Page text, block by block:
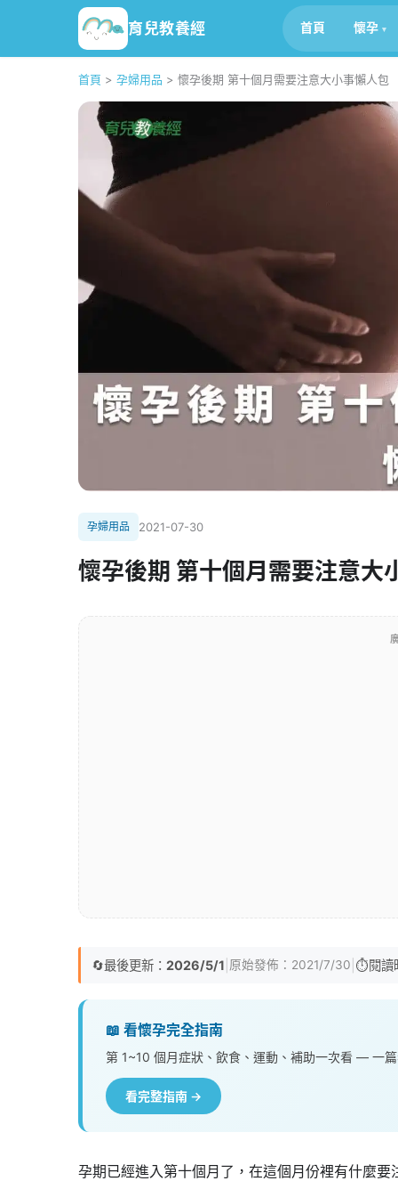
育兒教養經 首頁 懷孕
首頁 > 孕婦用品 > 懷孕後期 第十個月需要注意大小事懶人包
孕婦用品 2021-07-30
懷孕後期 第十個月需要注意大
🔄最後更新： 2026/5/1 原始發佈： 2021/7/30 ⏱️閱讀
📖 看懷孕完全指南
第 1~10 個月症狀、飲食、運動、補助一次看 — 一篇
看完整指南 →
孕期已經進入第十個月了，在這個月份裡有什麼